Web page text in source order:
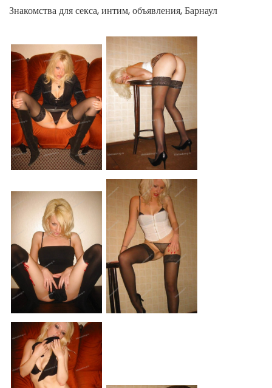
Знакомства для секса, интим, объявления, Барнаул